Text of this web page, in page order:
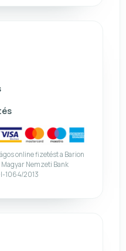
online fizetést a Barion
Nemzeti Bank
1064/2013